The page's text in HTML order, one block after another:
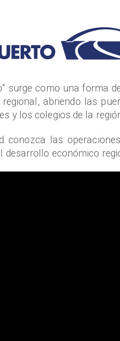
surge como una forma
abriendo las
y los colegios de la
conozca las
desarrollo económico